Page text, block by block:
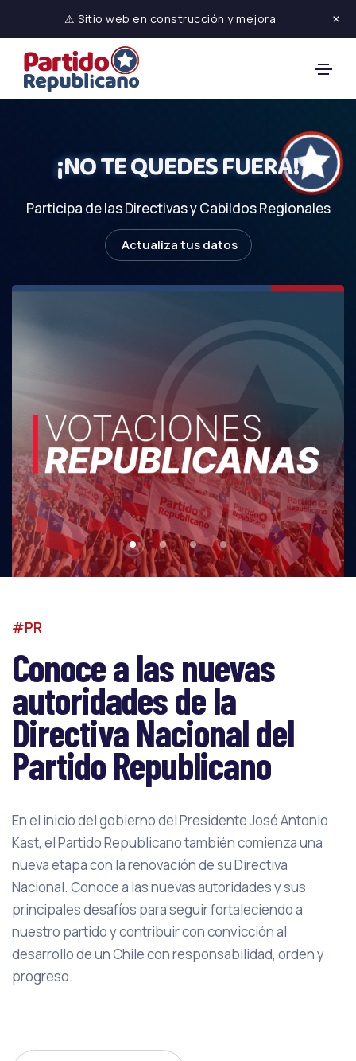
⚠ Sitio web en construcción y mejora ×
¡NO TE QUEDES FUERA!
Participa de las Directivas y Cabildos Regionales
Actualiza tus datos
#PR
Conoce a las nuevas
autoridades de la
Directiva Nacional del
Partido Republicano
En el inicio del gobierno del Presidente José Antonio
Kast, el Partido Republicano también comienza una
nueva etapa con la renovación de su Directiva
Nacional. Conoce a las nuevas autoridades y sus
principales desafíos para seguir fortaleciendo a
nuestro partido y contribuir con convicción al
desarrollo de un Chile con responsabilidad, orden y
progreso.